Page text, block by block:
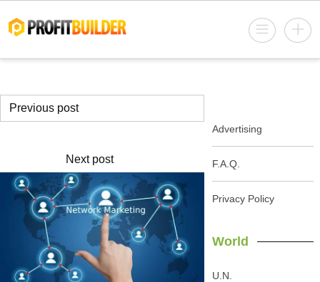
Previous post
Next post
Advertising
F.A.Q.
Privacy Policy
World
U.N.